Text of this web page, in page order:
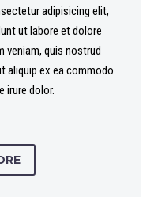
adipisicing elit,
ut labore et dolore
veniam, quis nostrud
aliquip ex ea commodo
irure dolor.